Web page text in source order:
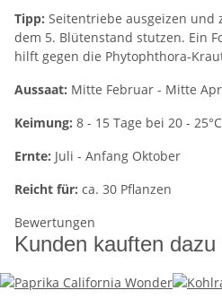
Tipp: Seitentriebe ausgeizen und
dem 5. Blütenstand stutzen. Ein
hilft gegen die Phytophthora-
Aussaat: Mitte Februar - Mitte
Keimung: 8 - 15 Tage bei 20 - 25°C
Ernte: Juli - Anfang Oktober
Reicht für: ca. 30 Pflanzen
Bewertungen
Kunden kauften